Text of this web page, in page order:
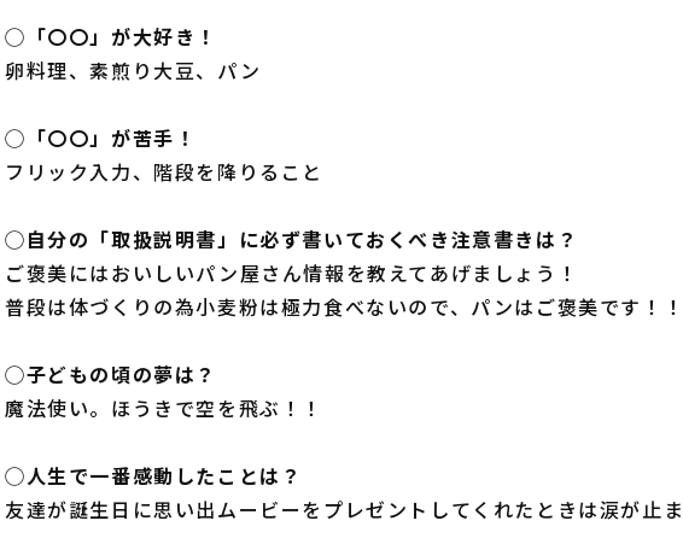
◯「〇〇」が大好き！
卵料理、素煎り大豆、パン
◯「〇〇」が苦手！
フリック入力、階段を降りること
◯自分の「取扱説明書」に必ず書いておくべき注意書きは？
ご褒美にはおいしいパン屋さん情報を教えてあげましょう！
普段は体づくりの為小麦粉は極力食べないので、パンはご褒美です！！
◯子どもの頃の夢は？
魔法使い。ほうきで空を飛ぶ！！
◯人生で一番感動したことは？
友達が誕生日に思い出ムービーをプレゼントしてくれたときは涙が止